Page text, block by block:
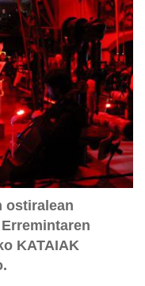
ostiralean
KATAIAK